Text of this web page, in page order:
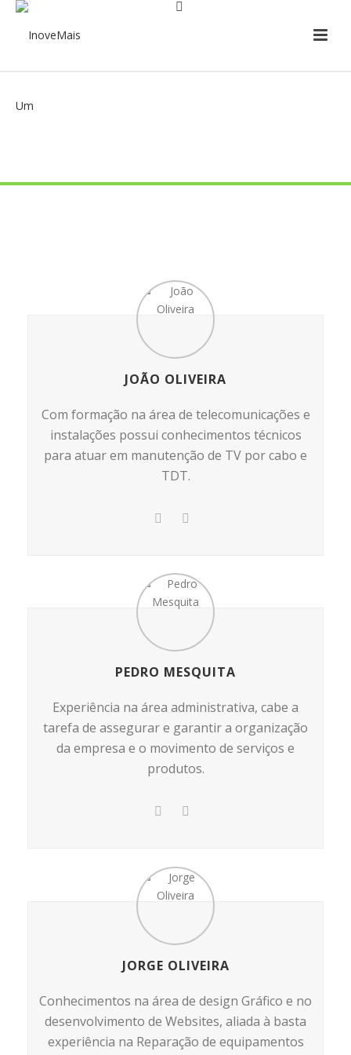
JOÃO OLIVEIRA
Com formação na área de telecomunicações e
instalações possui conhecimentos técnicos
para atuar em manutenção de TV por cabo e
TDT.
PEDRO MESQUITA
Experiência na área administrativa, cabe a
tarefa de assegurar e garantir a organização
da empresa e o movimento de serviços e
produtos.
JORGE OLIVEIRA
Conhecimentos na área de design Gráfico e no
desenvolvimento de Websites, aliada à basta
experiência na Reparação de equipamentos